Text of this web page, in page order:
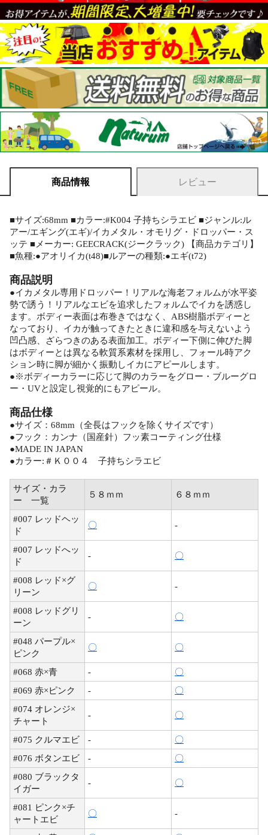
商品情報 レビュー
■サイズ:68mm ■カラー:#K004 子持ちシラエビ ■ジャンル:ル
アー/エギング(エギ)/イカメタル・オモリグ・ドロッパー・ス
ッテ ■メーカー: GEECRACK(ジークラック) 【商品カテゴリ】
■魚種:●アオリイカ(t48)■ルアーの種類:●エギ(t72)
商品説明
●イカメタル専用ドロッパー！リアルな海老フォルムが水平姿
勢で誘う！リアルなエビを追求したフォルムでイカを誘惑し
ます。ボディー表面は布巻きではなく、ABS樹脂ボディーと
なっており、イカが触ってきたときに違和感を与えないよう
凹凸感、ざらつきのある表面加工。ボディー下側に伸びた脚
はボディーとは異なる軟質系素材を採用し、フォール時アク
ション時に脚が細かく振動しイカにアピールします。
●※ボディーカラーに応じて脚のカラーをグロー・ブルーグロ
ー・UVと設定し視覚的にもアピール。
商品仕様
●サイズ：68mm（全長はフックを除くサイズです）
●フック：カンナ（国産針）フッ素コーティング仕様
●MADE IN JAPAN
●カラー:＃Ｋ００４ 子持ちシラエビ
サイズ・カラ
ー 一覧
５８ｍｍ ６８ｍｍ
#007 レッドヘッ
ド
〇 -
#007 レッドへッ
ド
- 〇
#008 レッド×グ
リーン
〇 -
#008 レッドグリ
ーン
- 〇
#048 パープル×
ピンク
〇 〇
#068 赤×青 -
〇
#069 赤×ピンク
-
〇
#074 オレンジ×
チャート
- 〇
#075 クルマエビ -
〇
#076 ボタンエビ
-
〇
#080 ブラックタ
イガー
- 〇
#081 ピンク×チ
ャートエビ
〇 -